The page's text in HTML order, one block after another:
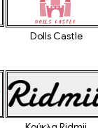
Dolls Castle